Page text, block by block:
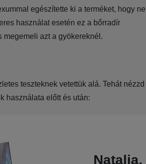
egészítette ki a terméket, hogy
használat esetén ez a bőrradír
megemeli azt a gyökereknél.
teszteknek vetettük alá. Tehát nézzd
használata előtt és után:
Natalia,